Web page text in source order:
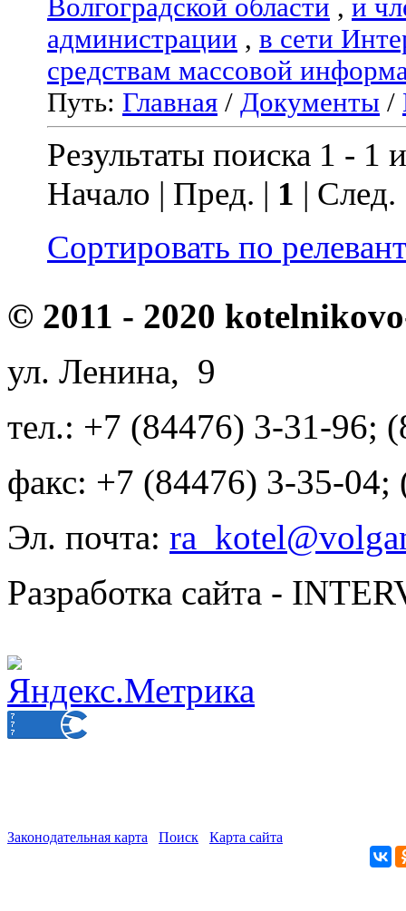
Волгоградской области , и
администрации , в сети
средствам массовой
Путь: Главная / Документы /
Результаты поиска 1 - 1
Начало | Пред. | 1 |
Сортировать по
© 2011 - 2020
ул. Ленина, 9
тел.: +7 (84476) 3-31-96;
факс: +7 (84476) 3-35-04;
Эл. почта:
Разработка сайта -
Законодательная карта Поиск Карта сайта